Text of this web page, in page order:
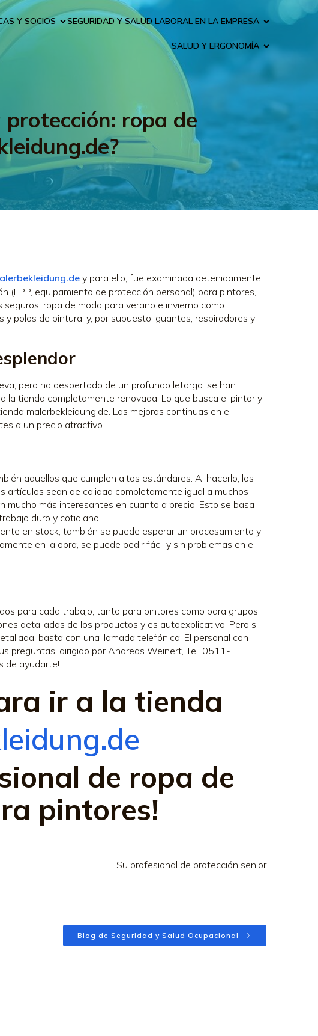
Y SOCIOS SEGURIDAD Y SALUD LABORAL EN LA EMPRESA
SALUD Y ERGONOMÍA
ropa de
y para ello, fue examinada detenidamente.
equipamiento de protección personal) para pintores,
ropa de moda para verano e invierno como
polos de pintura; y, por supuesto, guantes, respiradores y
pero ha despertado de un profundo letargo: se han
la tienda completamente renovada. Lo que busca el pintor y
malerbekleidung.de. Las mejoras continuas en el
a un precio atractivo.
aquellos que cumplen altos estándares. Al hacerlo, los
artículos sean de calidad completamente igual a muchos
mucho más interesantes en cuanto a precio. Esto se basa
duro y cotidiano.
en stock, también se puede esperar un procesamiento y
en la obra, se puede pedir fácil y sin problemas en el
para cada trabajo, tanto para pintores como para grupos
detalladas de los productos y es autoexplicativo. Pero si
basta con una llamada telefónica. El personal con
preguntas, dirigido por Andreas Weinert, Tel. 0511-
de ayudarte!
ir a la tienda
de ropa de
pintores!
Su profesional de protección senior
Blog de Seguridad y Salud Ocupacional